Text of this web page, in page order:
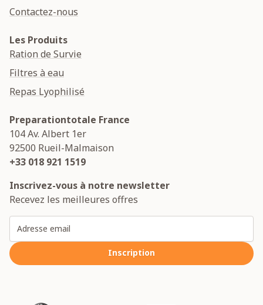
Contactez-nous
Les Produits
Ration de Survie
Filtres à eau
Repas Lyophilisé
Preparationtotale France
104 Av. Albert 1er
92500 Rueil-Malmaison
+33 018 921 1519
Inscrivez-vous à notre newsletter
Recevez les meilleures offres
Inscription